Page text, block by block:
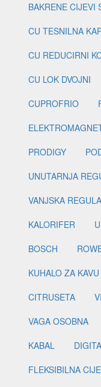
BAKRENE CIJEVI
CU TESNILNA
CU REDUCIRNI
CU LOK DVOJNI
CUPROFRIO
PRODIGY
UNUTARNJA
VANJSKA
KALORIFER
BOSCH
KUHALO ZA KAVU
CITRUSETA
VAGA OSOBNA
KABAL
FLEKSIBILNA